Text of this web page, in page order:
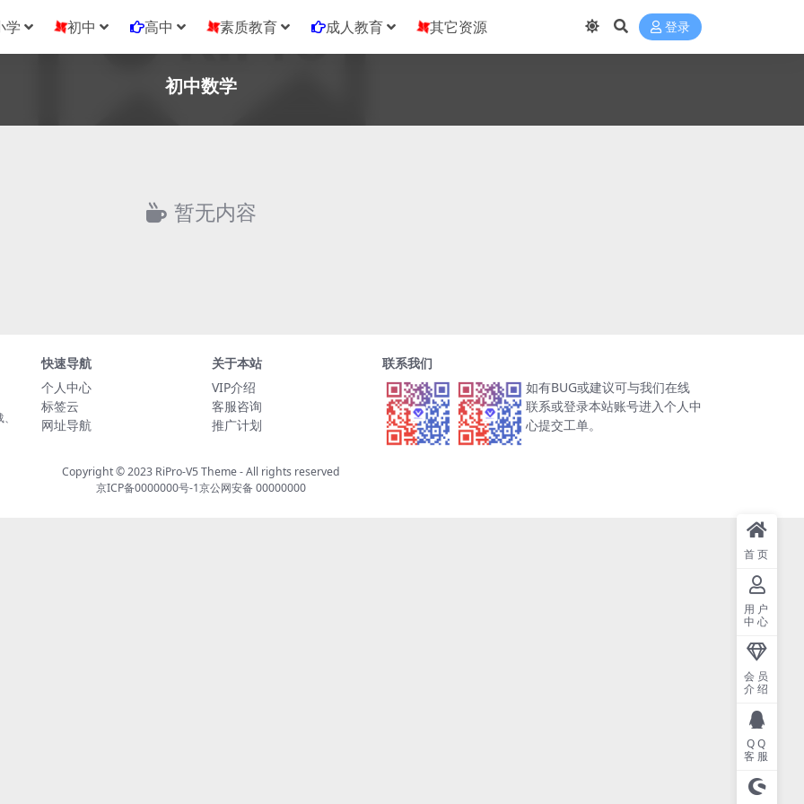
学 初中 高中 素质教育 成人教育 其它资源 登录
初中数学
暂无内容
快速导航
个人中心
标签云
网址导航
关于本站
VIP介绍
客服咨询
推广计划
联系我们
如有BUG或建议可与我们在线
联系或登录本站账号进入个人中
心提交工单。
Copyright © 2023 RiPro-V5 Theme- All rights reserved
京ICP备0000000号-1京公网安备 00000000
首页
用户
中心
会员
介绍
QQ
客服